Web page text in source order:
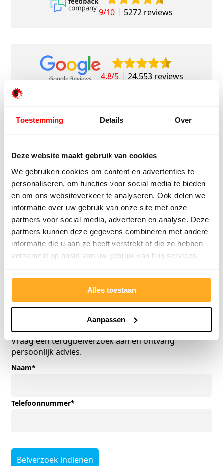
Toestemming Details Over
Deze website maakt gebruik van cookies
We gebruiken cookies om content en advertenties te
personaliseren, om functies voor social media te bieden
en om ons websiteverkeer te analyseren. Ook delen we
informatie over uw gebruik van onze site met onze
partners voor social media, adverteren en analyse. Deze
partners kunnen deze gegevens combineren met andere
informatie die u aan ze heeft verstrekt of die ze hebben
verzameld op basis van uw gebruik van hun services.
Alles toestaan
Aanpassen
9/10 5272 reviews
4.8/5 24.553 reviews
Offerte van een concurrent?
Uploaden. Besparen. Klaar.
Offertekiller openen
Gratis advies op maat
Vraag een terugbelverzoek aan en ontvang
persoonlijk advies.
Naam*
Telefoonnummer*
Belverzoek indienen